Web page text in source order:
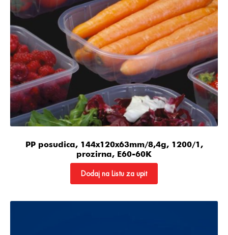
PP posudica, 144x120x63mm/8,4g, 1200/1,
prozirna, E60-60K
Dodaj na Listu za upit